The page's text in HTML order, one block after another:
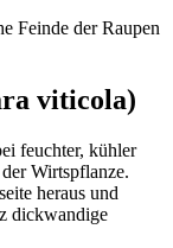
Feinde der Raupen
viticola)
feuchter, kühler
Wirtspflanze.
heraus und
dickwandige